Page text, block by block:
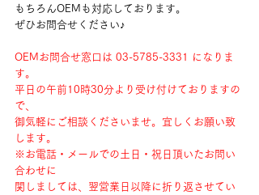
もちろんOEMも対応しております。
ぜひお問合せください♪
OEMお問合せ窓口は 03-5785-3331 になりま
す。
平日の午前10時30分より受け付けておりますの
で、
御気軽にご相談くださいませ。宜しくお願い致
します。
※お電話・メールでの土日・祝日頂いたお問い
合わせに
関しましては、翌営業日以降に折り返させてい